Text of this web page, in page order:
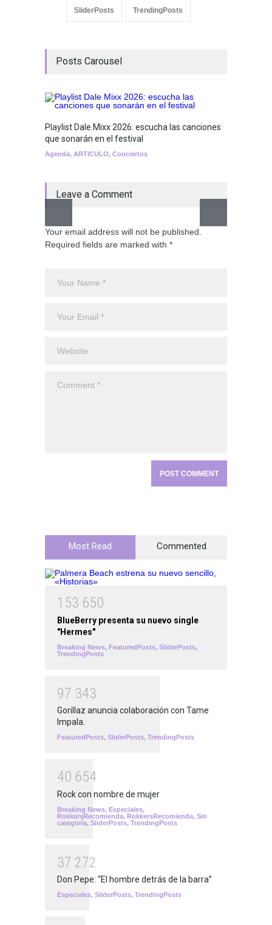
SliderPosts TrendingPosts
Posts Carousel
Playlist Dale Mixx 2026: escucha las canciones
que sonarán en el festival
Agenda, ARTICULO, Conciertos
Leave a Comment
Your email address will not be published.
Required fields are marked with *
Most Read Commented
1 53 650
BlueBerry presenta su nuevo single
"Hermes"
Breaking News, FeaturedPosts, SliderPosts,
TrendingPosts
97 343
Gorillaz anuncia colaboración con Tame
Impala.
FeaturedPosts, SliderPosts, TrendingPosts
40 654
Rock con nombre de mujer
Breaking News, Especiales,
RokkersRecomienda, RokkersRecomienda, Sin
categoría, SliderPosts, TrendingPosts
37 272
Don Pepe: “El hombre detrás de la barra”
Especiales, SliderPosts, TrendingPosts